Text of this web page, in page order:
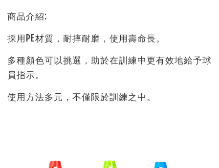
商品介紹:
採用PE材質，耐摔耐磨，使用壽命長。
多種顏色可以挑選，助於在訓練中更有效地給予球
員指示。
使用方法多元，不僅限於訓練之中。